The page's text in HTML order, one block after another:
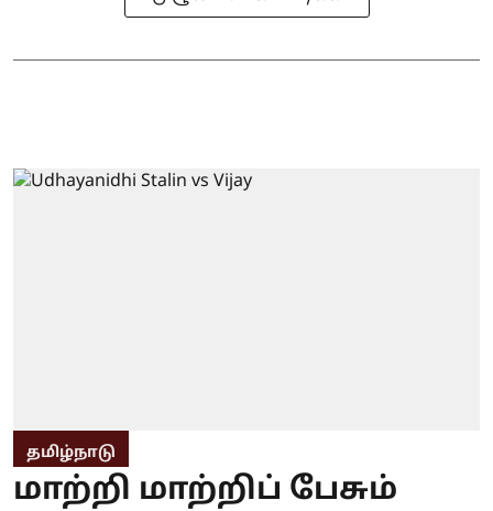
தமிழ்நாடு
மாற்றி மாற்றிப் பேசும்